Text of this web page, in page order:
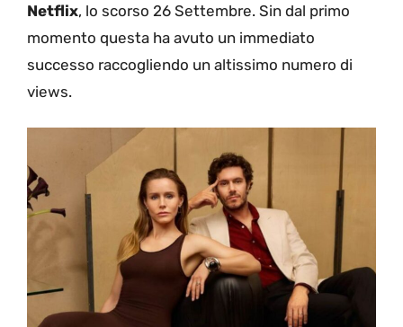
Netflix, lo scorso 26 Settembre. Sin dal primo
momento questa ha avuto un immediato
successo raccogliendo un altissimo numero di
views.